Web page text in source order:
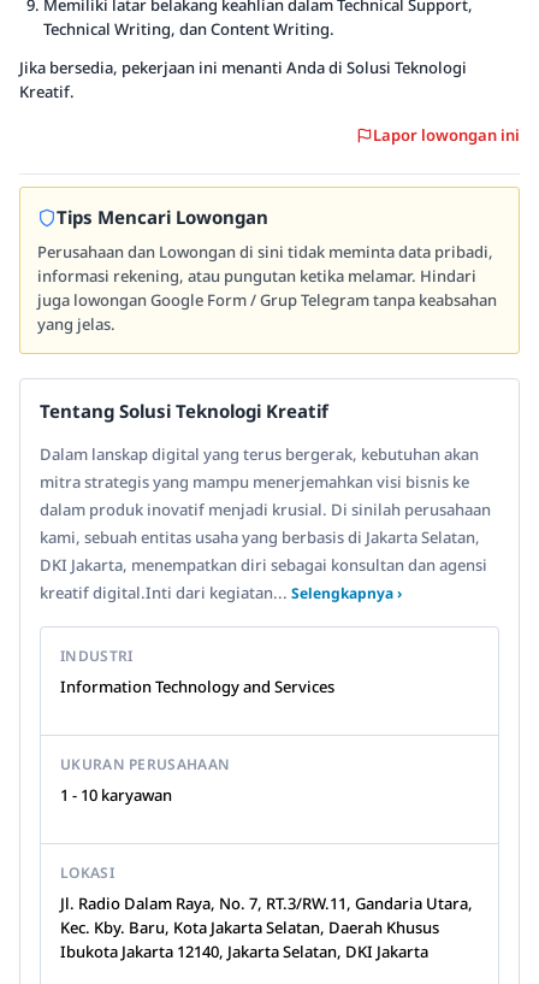
Memiliki latar belakang keahlian dalam Technical Support,
Technical Writing, dan Content Writing.
Jika bersedia, pekerjaan ini menanti Anda di Solusi Teknologi
Kreatif.
Lapor lowongan ini
Tips Mencari Lowongan
Perusahaan dan Lowongan di sini tidak meminta data pribadi,
informasi rekening, atau pungutan ketika melamar. Hindari
juga lowongan Google Form / Grup Telegram tanpa keabsahan
yang jelas.
Tentang Solusi Teknologi Kreatif
Dalam lanskap digital yang terus bergerak, kebutuhan akan
mitra strategis yang mampu menerjemahkan visi bisnis ke
dalam produk inovatif menjadi krusial. Di sinilah perusahaan
kami, sebuah entitas usaha yang berbasis di Jakarta Selatan,
DKI Jakarta, menempatkan diri sebagai konsultan dan agensi
kreatif digital.Inti dari kegiatan... Selengkapnya ›
INDUSTRI
Information Technology and Services
UKURAN PERUSAHAAN
1 - 10 karyawan
LOKASI
Jl. Radio Dalam Raya, No. 7, RT.3/RW.11, Gandaria Utara,
Kec. Kby. Baru, Kota Jakarta Selatan, Daerah Khusus
Ibukota Jakarta 12140, Jakarta Selatan, DKI Jakarta